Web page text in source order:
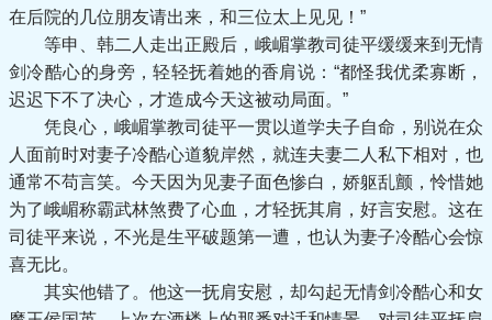
在后院的几位朋友请出来，和三位太上见见！”
等申、韩二人走出正殿后，峨嵋掌教司徒平缓缓来到无情
剑冷酷心的身旁，轻轻抚着她的香肩说：“都怪我优柔寡断，
迟迟下不了决心，才造成今天这被动局面。”
凭良心，峨嵋掌教司徒平一贯以道学夫子自命，别说在众
人面前时对妻子冷酷心道貌岸然，就连夫妻二人私下相对，也
通常不苟言笑。今天因为见妻子面色惨白，娇躯乱颤，怜惜她
为了峨嵋称霸武林煞费了心血，才轻抚其肩，好言安慰。这在
司徒平来说，不光是生平破题第一遭，也认为妻子冷酷心会惊
喜无比。
其实他错了。他这一抚肩安慰，却勾起无情剑冷酷心和女